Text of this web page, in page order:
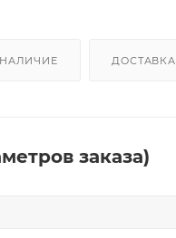
НАЛИЧИЕ ДОСТАВКА
заказа)